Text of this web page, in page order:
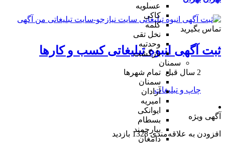
عسلویه
کاکی
کلمه
نخل تقی
وحدتیه
بازگشت
سمنان
تمام شهر‌ها
سمنان
آرادان
امیریه
ایوانکی
بسطام
بیارجمند
دامغان
تماس بگیرید
ثبت آگهی انبوه تبلیغاتی کسب و کارها
2 سال قبل
چاپ و تبلیغات
آگهی ویژه
افزودن به علاقه‌مندی 1328 بازدید